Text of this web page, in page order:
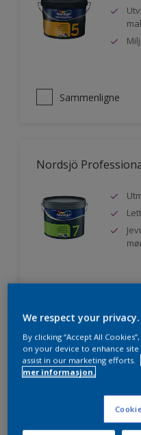
Sammenligne
Nordsjö
Nordsjö
We respect your privacy.
By clicking “Accept All
on your device to enhance site
assist in our marketing efforts.
mer informasjon.